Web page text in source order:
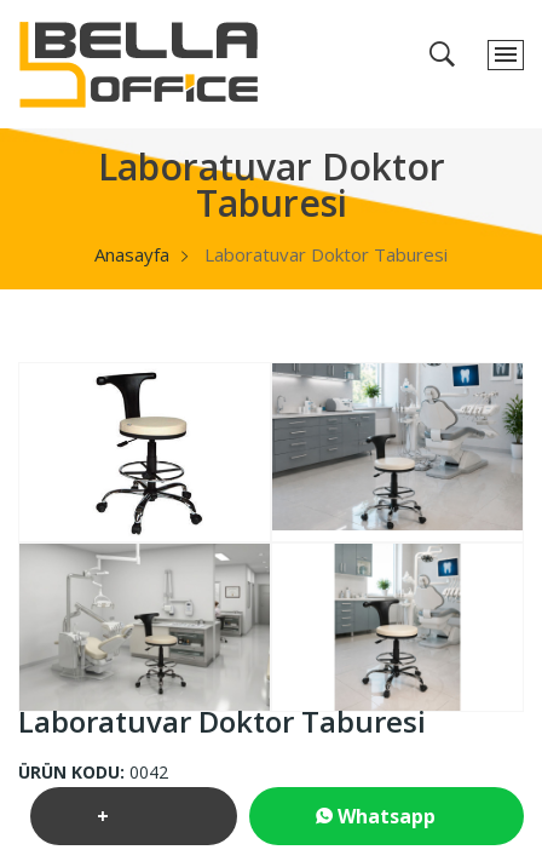
Laboratuvar Doktor
Taburesi
Anasayfa Laboratuvar Doktor Taburesi
Laboratuvar Doktor Taburesi
ÜRÜN KODU: 0042
+ Whatsapp